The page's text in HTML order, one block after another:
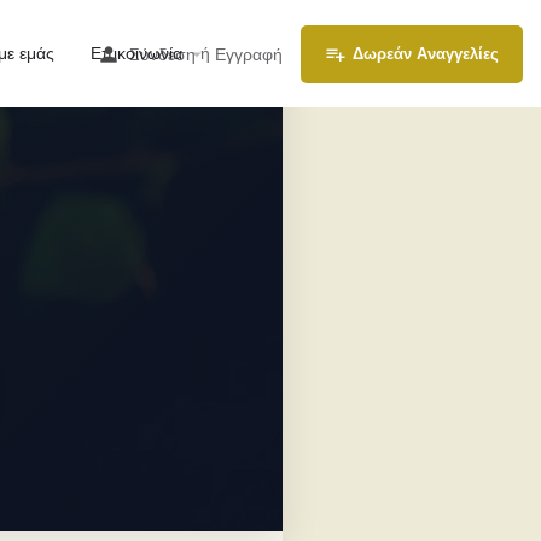
εμάς Επικοινωνία
Σύνδεση ή Εγγραφή Δωρεάν Αναγγελίες